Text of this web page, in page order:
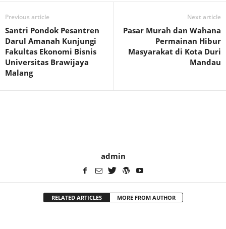
Previous article
Santri Pondok Pesantren
Darul Amanah Kunjungi
Fakultas Ekonomi Bisnis
Universitas Brawijaya
Malang
Next article
Pasar Murah dan Wahana
Permainan Hibur
Masyarakat di Kota Duri
Mandau
admin
RELATED ARTICLES MORE FROM AUTHOR